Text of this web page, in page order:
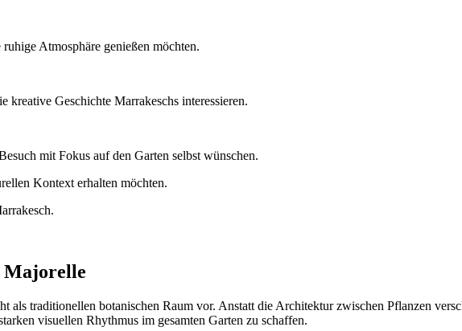
Atmosphäre genießen möchten.
Geschichte Marrakeschs interessieren.
mit Fokus auf den Garten selbst wünschen.
Kontext erhalten möchten.
Majorelle
als traditionellen botanischen Raum vor. Anstatt die Architektur zwischen Pflanzen
visuellen Rhythmus im gesamten Garten zu schaffen.